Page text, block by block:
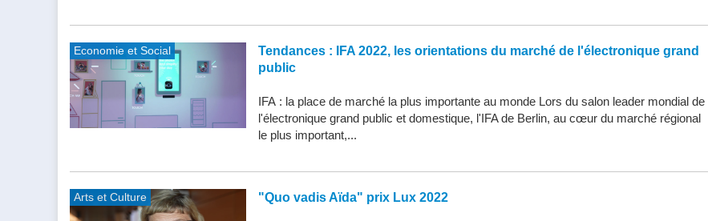
Economie et Social
Tendances : IFA 2022, les orientations du marché de l'électronique grand
public
IFA : la place de marché la plus importante au monde Lors du salon leader mondial de
l'électronique grand public et domestique, l'IFA de Berlin, au cœur du marché régional
le plus important,...
Arts et Culture "Quo vadis Aïda" prix Lux 2022